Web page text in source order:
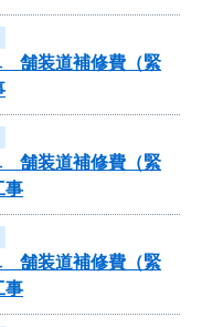
舗装道補修費（緊
舗装道補修費（緊
事
舗装道補修費（緊
事